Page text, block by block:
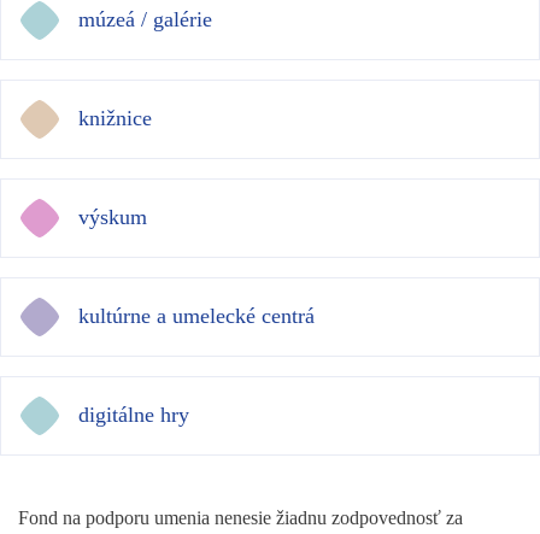
múzeá / galérie
knižnice
výskum
kultúrne a umelecké centrá
digitálne hry
Fond na podporu umenia nenesie žiadnu zodpovednosť za